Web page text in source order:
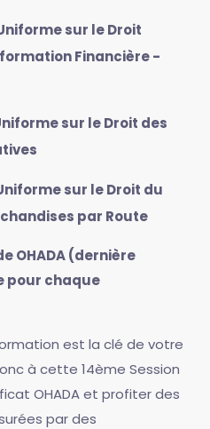
sur le Droit
Financière -
sur le Droit des
sur le Droit du
par Route
OHADA (dernière
pour chaque
est la clé de votre
à cette 14ème Session
OHADA et profiter des
par des